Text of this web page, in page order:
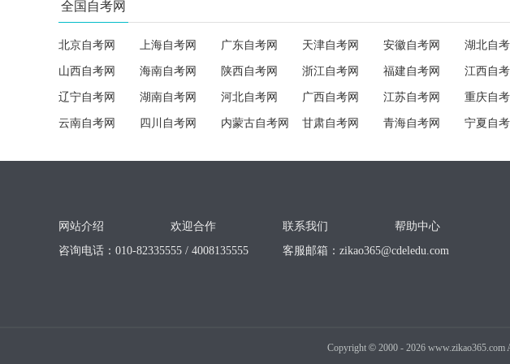
全国自考网
北京自考网 上海自考网 广东自考网 天津自考网 安徽自考网 湖北自考
山西自考网 海南自考网 陕西自考网 浙江自考网 福建自考网 江西自考
辽宁自考网 湖南自考网 河北自考网 广西自考网 江苏自考网 重庆自考
云南自考网 四川自考网 内蒙古自考网 甘肃自考网 青海自考网 宁夏自考
网站介绍 欢迎合作 联系我们
帮助中心
咨询电话：010-82335555 / 4008135555
客服邮箱： zikao365@cdeledu.com
Copyright ©2000 - 2026